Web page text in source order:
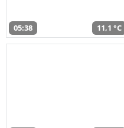
05:38 11,1 °C